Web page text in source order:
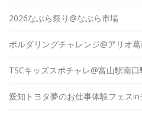
2026なぶら祭り@なぶら市場
ボルダリングチャレンジ@アリオ
TSCキッズスポチャレ@富山駅南
愛知トヨタ夢のお仕事体験フェスin